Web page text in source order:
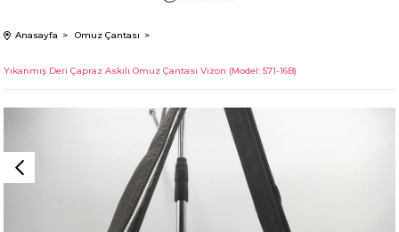
Anasayfa Omuz Çantası
Yıkanmış Deri Çapraz Askılı Omuz Çantası Vizon (Model: 571-16B)